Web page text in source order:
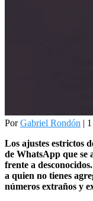
PorGabriel Rondón |
Los ajustes estrictos
de WhatsApp que
frente a
a quien no tienes
números extraños y